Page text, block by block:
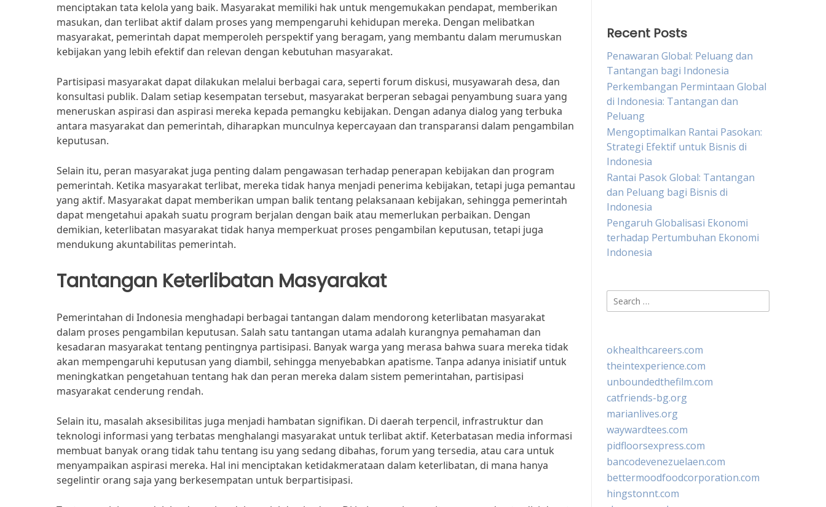
menciptakan tata kelola yang baik. Masyarakat memiliki hak untuk mengemukakan pendapat, memberikan
masukan, dan terlibat aktif dalam proses yang mempengaruhi kehidupan mereka. Dengan melibatkan
masyarakat, pemerintah dapat memperoleh perspektif yang beragam, yang membantu dalam merumuskan
kebijakan yang lebih efektif dan relevan dengan kebutuhan masyarakat.
Partisipasi masyarakat dapat dilakukan melalui berbagai cara, seperti forum diskusi, musyawarah desa, dan
konsultasi publik. Dalam setiap kesempatan tersebut, masyarakat berperan sebagai penyambung suara yang
meneruskan aspirasi dan aspirasi mereka kepada pemangku kebijakan. Dengan adanya dialog yang terbuka
antara masyarakat dan pemerintah, diharapkan munculnya kepercayaan dan transparansi dalam pengambilan
keputusan.
Selain itu, peran masyarakat juga penting dalam pengawasan terhadap penerapan kebijakan dan program
pemerintah. Ketika masyarakat terlibat, mereka tidak hanya menjadi penerima kebijakan, tetapi juga pemantau
yang aktif. Masyarakat dapat memberikan umpan balik tentang pelaksanaan kebijakan, sehingga pemerintah
dapat mengetahui apakah suatu program berjalan dengan baik atau memerlukan perbaikan. Dengan
demikian, keterlibatan masyarakat tidak hanya memperkuat proses pengambilan keputusan, tetapi juga
mendukung akuntabilitas pemerintah.
Tantangan Keterlibatan Masyarakat
Pemerintahan di Indonesia menghadapi berbagai tantangan dalam mendorong keterlibatan masyarakat
dalam proses pengambilan keputusan. Salah satu tantangan utama adalah kurangnya pemahaman dan
kesadaran masyarakat tentang pentingnya partisipasi. Banyak warga yang merasa bahwa suara mereka tidak
akan mempengaruhi keputusan yang diambil, sehingga menyebabkan apatisme. Tanpa adanya inisiatif untuk
meningkatkan pengetahuan tentang hak dan peran mereka dalam sistem pemerintahan, partisipasi
masyarakat cenderung rendah.
Selain itu, masalah aksesibilitas juga menjadi hambatan signifikan. Di daerah terpencil, infrastruktur dan
teknologi informasi yang terbatas menghalangi masyarakat untuk terlibat aktif. Keterbatasan media informasi
membuat banyak orang tidak tahu tentang isu yang sedang dibahas, forum yang tersedia, atau cara untuk
menyampaikan aspirasi mereka. Hal ini menciptakan ketidakmerataan dalam keterlibatan, di mana hanya
segelintir orang saja yang berkesempatan untuk berpartisipasi.
Recent Posts
Penawaran Global: Peluang dan
Tantangan bagi Indonesia
Perkembangan Permintaan Global
di Indonesia: Tantangan dan
Peluang
Mengoptimalkan Rantai Pasokan:
Strategi Efektif untuk Bisnis di
Indonesia
Rantai Pasok Global: Tantangan
dan Peluang bagi Bisnis di
Indonesia
Pengaruh Globalisasi Ekonomi
terhadap Pertumbuhan Ekonomi
Indonesia
Search
for:
okhealthcareers.com
theintexperience.com
unboundedthefilm.com
catfriends-bg.org
marianlives.org
waywardtees.com
pidfloorsexpress.com
bancodevenezuelaen.com
bettermoodfoodcorporation.com
hingstonnt.com